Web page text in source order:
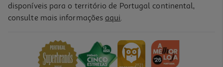
4.3
Iogurte Auchan Líquido Magro Morango Sem Glúten 1kg
disponíveis para o território de Portugal continental,
consulte mais informações aqui.